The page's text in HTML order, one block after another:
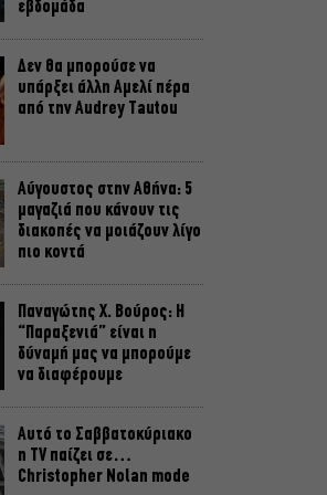
εβδομάδα
Δεν θα μπορούσε να
υπάρξει άλλη Αμελί πέρα
από την Audrey Tautou
Αύγουστος στην Αθήνα: 5
μαγαζιά που κάνουν τις
διακοπές να μοιάζουν λίγο
πιο κοντά
Παναγώτης Χ. Βούρος: Η
“Παραξενιά” είναι η
δύναμή μας να μπορούμε
να διαφέρουμε
Αυτό το Σαββατοκύριακο
η TV παίζει σε…
Christopher Nolan mode